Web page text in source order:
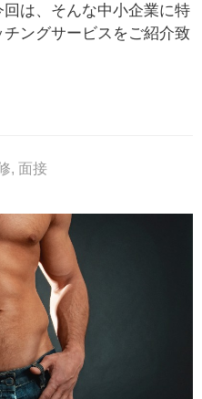
は、そんな中小企業に特
ングサービスをご紹介致
, 面接